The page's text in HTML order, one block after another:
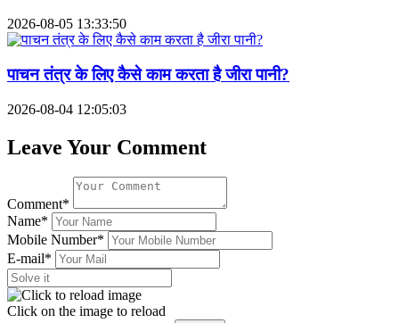
2026-08-05 13:33:50
पाचन तंत्र के लिए कैसे काम करता है जीरा पानी?
2026-08-04 12:05:03
Leave Your Comment
Comment*
Name*
Mobile Number*
E-mail*
Click on the image to reload